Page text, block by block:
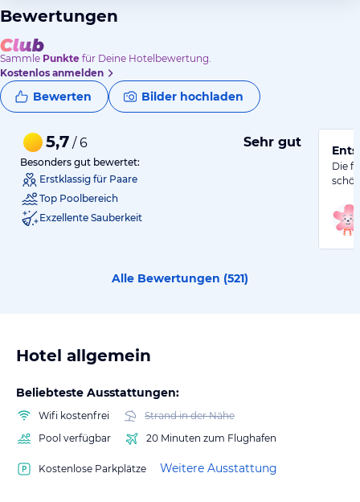
Bewertungen
Sammle Punkte für Deine Hotelbewertung.
Kostenlos anmelden
Bewerten Bilder hochladen
5,7 / 6 Sehr gut
Besonders gut bewertet:
Erstklassig für Paare
Top Poolbereich
Exzellente Sauberkeit
Die
Alle Bewertungen (521)
Hotel allgemein
Beliebteste Ausstattungen:
Wifi kostenfrei
Strand in der Nähe
Pool verfügbar
20 Minuten zum Flughafen
Kostenlose Parkplätze Weitere Ausstattung